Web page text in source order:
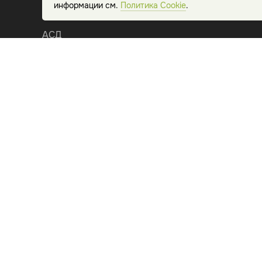
информации см. Политика Cookie.
Сборы трав
АСД